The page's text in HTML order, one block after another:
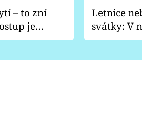
– to zní
je
Letnice
svátky: V
pondělí